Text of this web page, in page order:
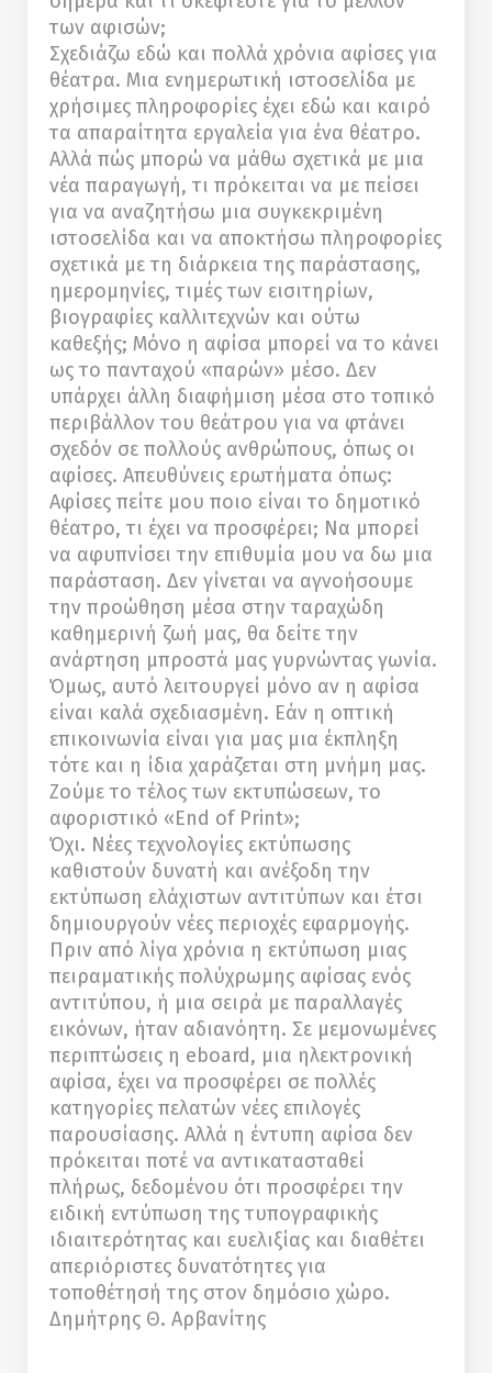
των αφισών;
Σχεδιάζω εδώ και πολλά χρόνια αφίσες για
θέατρα. Μια ενημερωτική ιστοσελίδα με
χρήσιμες πληροφορίες έχει εδώ και καιρό
τα απαραίτητα εργαλεία για ένα θέατρο.
Αλλά πώς μπορώ να μάθω σχετικά με μια
νέα παραγωγή, τι πρόκειται να με πείσει
για να αναζητήσω μια συγκεκριμένη
ιστοσελίδα και να αποκτήσω πληροφορίες
σχετικά με τη διάρκεια της παράστασης,
ημερομηνίες, τιμές των εισιτηρίων,
βιογραφίες καλλιτεχνών και ούτω
καθεξής; Μόνο η αφίσα μπορεί να το κάνει
ως το πανταχού «παρών» μέσο. Δεν
υπάρχει άλλη διαφήμιση μέσα στο τοπικό
περιβάλλον του θεάτρου για να φτάνει
σχεδόν σε πολλούς ανθρώπους, όπως οι
αφίσες. Απευθύνεις ερωτήματα όπως:
Αφίσες πείτε μου ποιο είναι το δημοτικό
θέατρο, τι έχει να προσφέρει; Να μπορεί
να αφυπνίσει την επιθυμία μου να δω μια
παράσταση. Δεν γίνεται να αγνοήσουμε
την προώθηση μέσα στην ταραχώδη
καθημερινή ζωή μας, θα δείτε την
ανάρτηση μπροστά μας γυρνώντας γωνία.
Όμως, αυτό λειτουργεί μόνο αν η αφίσα
είναι καλά σχεδιασμένη. Εάν η οπτική
επικοινωνία είναι για μας μια έκπληξη
τότε και η ίδια χαράζεται στη μνήμη μας.
Ζούμε το τέλος των εκτυπώσεων, το
αφοριστικό «End of Print»;
Όχι. Νέες τεχνολογίες εκτύπωσης
καθιστούν δυνατή και ανέξοδη την
εκτύπωση ελάχιστων αντιτύπων και έτσι
δημιουργούν νέες περιοχές εφαρμογής.
Πριν από λίγα χρόνια η εκτύπωση μιας
πειραματικής πολύχρωμης αφίσας ενός
αντιτύπου, ή μια σειρά με παραλλαγές
εικόνων, ήταν αδιανόητη. Σε μεμονωμένες
περιπτώσεις η eboard, μια ηλεκτρονική
αφίσα, έχει να προσφέρει σε πολλές
κατηγορίες πελατών νέες επιλογές
παρουσίασης. Αλλά η έντυπη αφίσα δεν
πρόκειται ποτέ να αντικατασταθεί
πλήρως, δεδομένου ότι προσφέρει την
ειδική εντύπωση της τυπογραφικής
ιδιαιτερότητας και ευελιξίας και διαθέτει
απεριόριστες δυνατότητες για
τοποθέτησή της στον δημόσιο χώρο.
Δημήτρης Θ. Αρβανίτης